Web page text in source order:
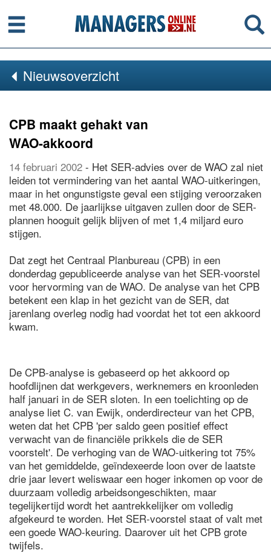
Menu
Nieuwsoverzicht
CPB maakt gehakt van
WAO-akkoord
14 februari 2002 - Het SER-advies over de WAO zal niet
leiden tot vermindering van het aantal WAO-uitkeringen,
maar in het ongunstigste geval een stijging veroorzaken
met 48.000. De jaarlijkse uitgaven zullen door de SER-
plannen hooguit gelijk blijven of met 1,4 miljard euro
stijgen.
Dat zegt het Centraal Planbureau (CPB) in een
donderdag gepubliceerde analyse van het SER-voorstel
voor hervorming van de WAO. De analyse van het CPB
betekent een klap in het gezicht van de SER, dat
jarenlang overleg nodig had voordat het tot een akkoord
kwam.
De CPB-analyse is gebaseerd op het akkoord op
hoofdlijnen dat werkgevers, werknemers en kroonleden
half januari in de SER sloten. In een toelichting op de
analyse liet C. van Ewijk, onderdirecteur van het CPB,
weten dat het CPB 'per saldo geen positief effect
verwacht van de financiële prikkels die de SER
voorstelt'. De verhoging van de WAO-uitkering tot 75%
van het gemiddelde, geïndexeerde loon over de laatste
drie jaar levert weliswaar een hoger inkomen op voor de
duurzaam volledig arbeidsongeschikten, maar
tegelijkertijd wordt het aantrekkelijker om volledig
afgekeurd te worden. Het SER-voorstel staat of valt met
een goede WAO-keuring. Daarover uit het CPB grote
twijfels.